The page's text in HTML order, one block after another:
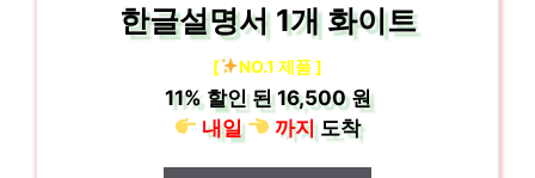
한글설명서 1개 화이트
[ NO.1 제품 ]
11%할인 된16,500 원
내일
까지도착